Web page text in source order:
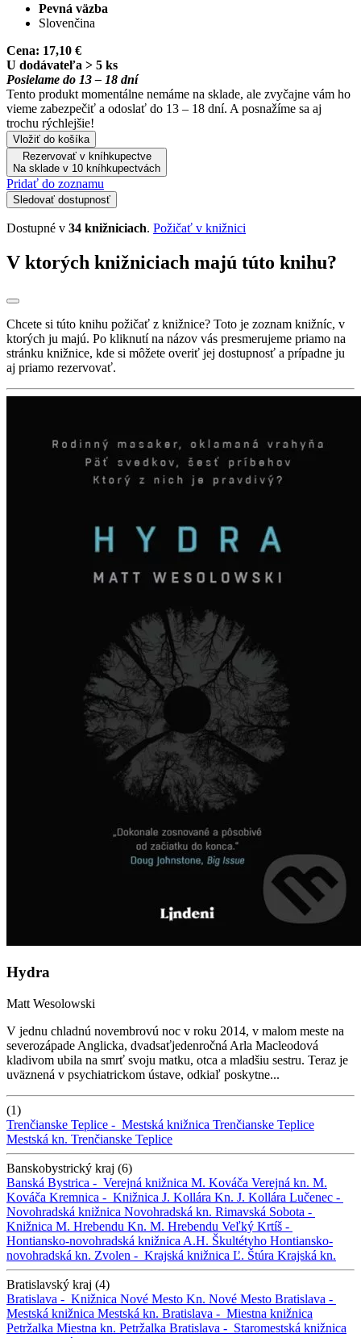
Pevná väzba
Slovenčina
Cena: 17,10 €
U dodávateľa > 5 ks
Posielame do 13 – 18 dní
Tento produkt momentálne nemáme na sklade, ale zvyčajne vám ho
vieme zabezpečiť a odoslať do 13 – 18 dní. A posnažíme sa aj
trochu rýchlejšie!
Vložiť do košíka
Rezervovať v kníhkupectve
Na sklade v 10 kníhkupectvách
Pridať do zoznamu
Sledovať dostupnosť
Dostupné v 34 knižniciach. Požičať v knižnici
V ktorých knižniciach majú túto knihu?
Chcete si túto knihu požičať z knižnice? Toto je zoznam knižníc, v
ktorých ju majú. Po kliknutí na názov vás presmerujeme priamo na
stránku knižnice, kde si môžete overiť jej dostupnosť a prípadne ju
aj priamo rezervovať.
Hydra
Matt Wesolowski
V jednu chladnú novembrovú noc v roku 2014, v malom meste na
severozápade Anglicka, dvadsaťjedenročná Arla Macleodová
kladivom ubila na smrť svoju matku, otca a mladšiu sestru. Teraz je
uväznená v psychiatrickom ústave, odkiaľ poskytne...
(1)
Trenčianske Teplice - Mestská knižnica Trenčianske Teplice
Mestská kn. Trenčianske Teplice
Banskobystrický kraj (6)
Banská Bystrica - Verejná knižnica M. Kováča Verejná kn. M.
Kováča Kremnica - Knižnica J. Kollára Kn. J. Kollára Lučenec -
Novohradská knižnica Novohradská kn. Rimavská Sobota -
Knižnica M. Hrebendu Kn. M. Hrebendu Veľký Krtíš -
Hontiansko-novohradská knižnica A.H. Škultétyho Hontiansko-
novohradská kn. Zvolen - Krajská knižnica Ľ. Štúra Krajská kn.
Bratislavský kraj (4)
Bratislava - Knižnica Nové Mesto Kn. Nové Mesto Bratislava -
Mestská knižnica Mestská kn. Bratislava - Miestna knižnica
Petržalka Miestna kn. Petržalka Bratislava - Staromestská knižnica